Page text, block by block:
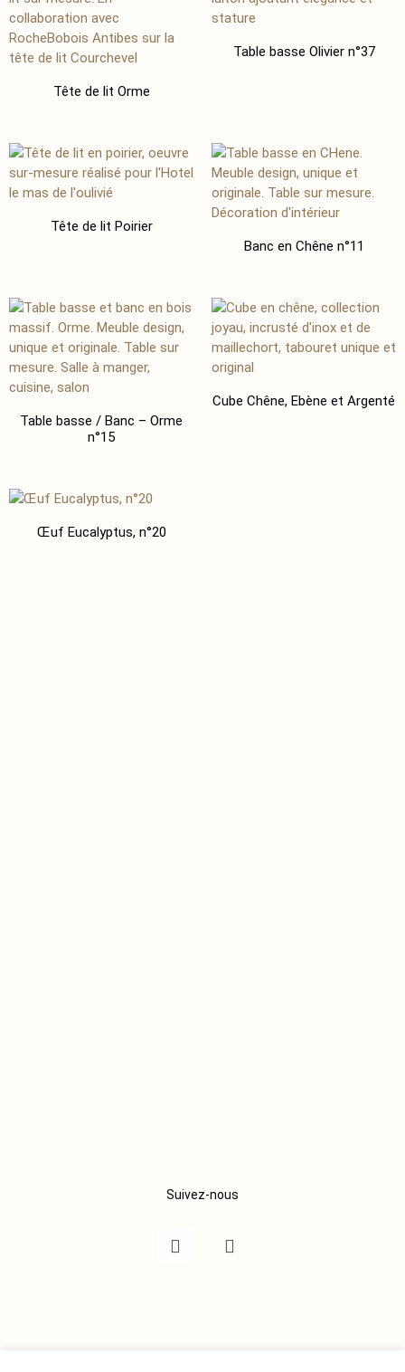
Tête de lit Orme
Table basse Olivier n°37
Tête de lit Poirier
Banc en Chêne n°11
Table basse / Banc – Orme
n°15
Cube Chêne, Ebène et Argenté
Œuf Eucalyptus, n°20
Suivez-nous